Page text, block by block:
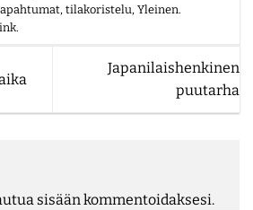
,tilakoristelu,Yleinen.
.
Japanilaishenkinen
puutarha
sisäänkommentoidaksesi.